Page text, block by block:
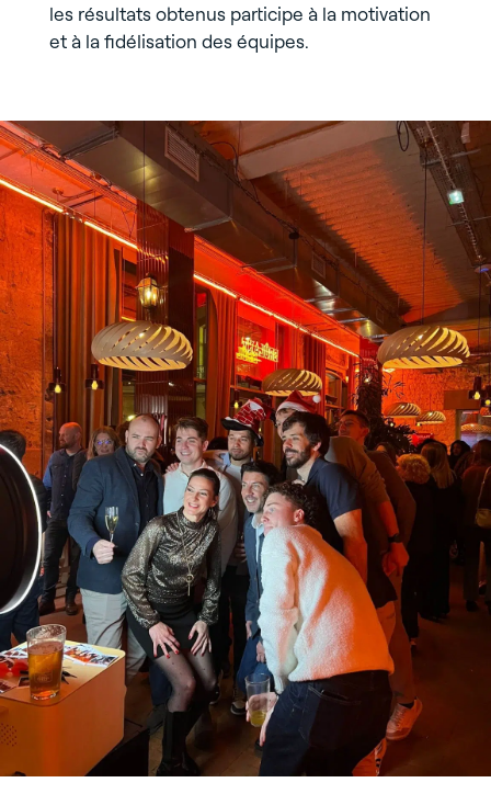
les résultats obtenus participe à la motivation
et à la fidélisation des équipes.